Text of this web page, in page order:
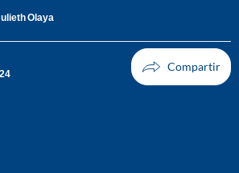
Olaya